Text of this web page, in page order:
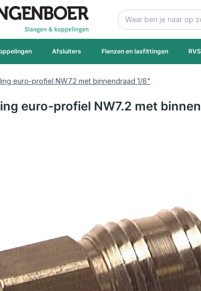
Zoek
Afsluiters Flenzen en lasfittingen
euro-profiel NW7.2 met binnendraad 1/8"
euro-profiel NW7.2 met